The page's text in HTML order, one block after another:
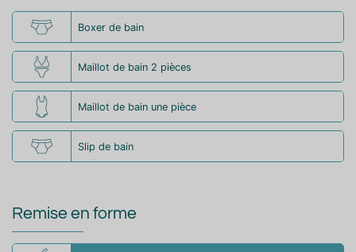
Boxer de bain
Maillot de bain 2 pièces
Maillot de bain une pièce
Slip de bain
Remise en forme